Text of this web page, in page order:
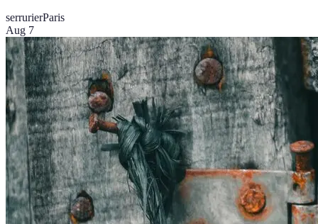
serrurierParis
Aug 7